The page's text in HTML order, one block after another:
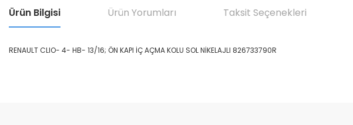
Ürün Bilgisi Ürün Yorumları Taksit Seçenekleri
RENAULT CLIO- 4- HB- 13/16; ÖN KAPI İÇ AÇMA KOLU SOL NİKELAJLI 826733790R